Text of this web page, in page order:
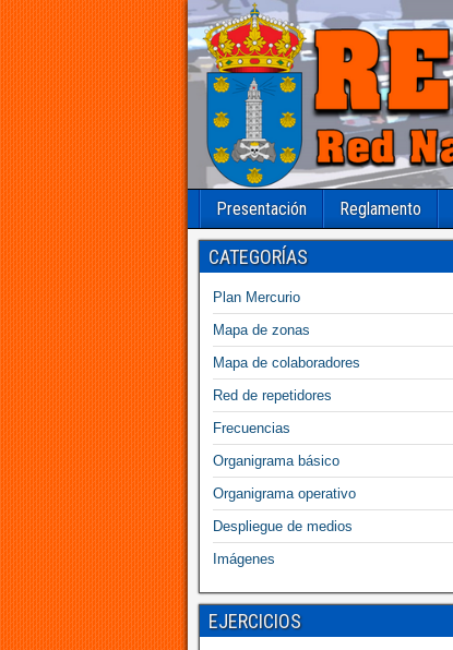
Presentación Reglamento
CATEGORÍAS
Plan Mercurio
Mapa de zonas
Mapa de colaboradores
Red de repetidores
Frecuencias
Organigrama básico
Organigrama operativo
Despliegue de medios
Imágenes
EJERCICIOS